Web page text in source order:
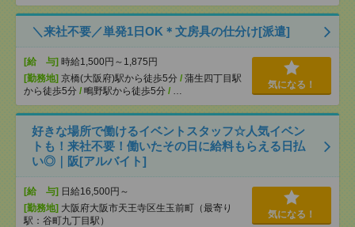
＼来社不要／単発1日OK＊文房具の仕分け[派遣]
[給 与] 時給1,500円～1,875円
[勤務地] 京橋(大阪府)駅から徒歩5分 / 蒲生四丁目駅
から徒歩5分 / 鴫野駅から徒歩5分 / …
気になる！
好きな場所で働けるイベントスタッフ☆人気イベン
トも！来社不要！働いたその日に給料もらえる日払
い◎｜阪[アルバイト]
[給 与] 日給16,500円～
[勤務地] 大阪府大阪市天王寺区生玉前町（最寄り
駅：谷町九丁目駅）
気になる！